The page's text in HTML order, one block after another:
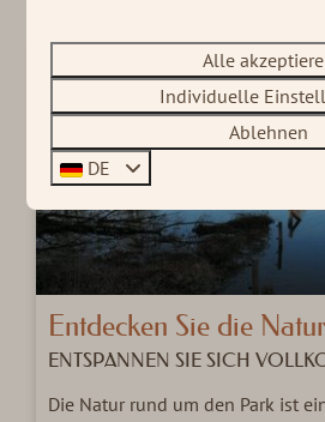
Entdecken Sie die Natur
ENTSPANNEN SIE SICH
Die Natur rund um den Park ist
Alle
Individuelle
Ablehnen
DE